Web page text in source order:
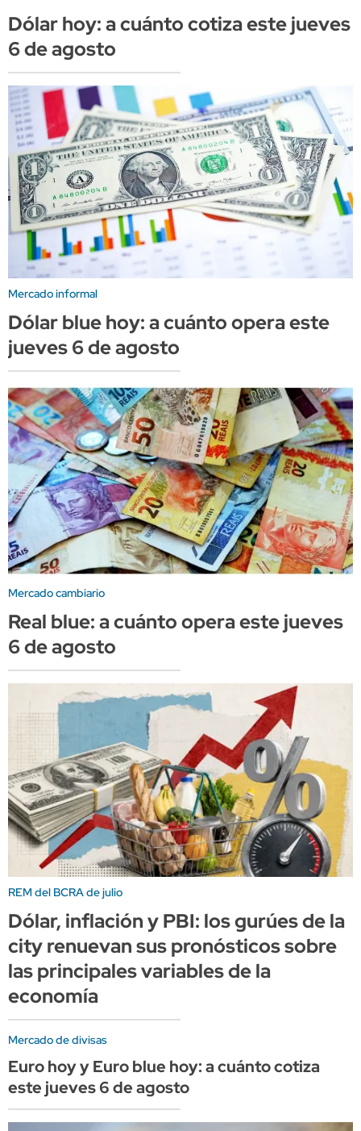
Dólar hoy: a cuánto cotiza este jueves
6 de agosto
Mercado informal
Dólar blue hoy: a cuánto opera este
jueves 6 de agosto
Mercado cambiario
Real blue: a cuánto opera este jueves
6 de agosto
REM del BCRA de julio
Dólar, inflación y PBI: los gurúes de la
city renuevan sus pronósticos sobre
las principales variables de la
economía
Mercado de divisas
Euro hoy y Euro blue hoy: a cuánto cotiza
este jueves 6 de agosto